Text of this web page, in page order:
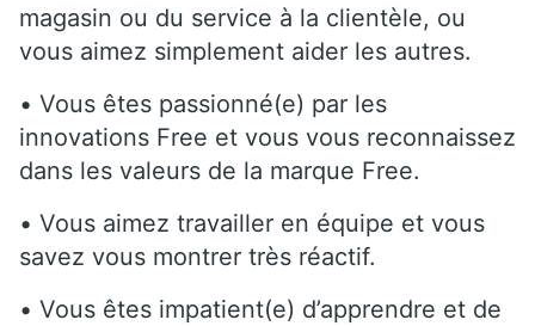
magasin ou du service à la clientèle, ou
vous aimez simplement aider les autres.
• Vous êtes passionné(e) par les
innovations Free et vous vous reconnaissez
dans les valeurs de la marque Free.
• Vous aimez travailler en équipe et vous
savez vous montrer très réactif.
• Vous êtes impatient(e) d’apprendre et de